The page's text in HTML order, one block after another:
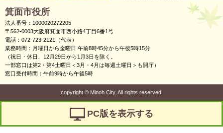
箕面市役所
法人番号：1000020272205
〒562-0003大阪府箕面市西小路4丁目6番1号
電話：072-723-2121（代表）
業務時間：月曜日から金曜日 午前8時45分から午後5時15分
（祝日・休日、12月29日から1月3日を除く。
一部窓口は第2・第4土曜日＜3月・4月は毎週土曜日＞も開庁）
窓口受付時間：午前9時から午後5時
copyright ©Minoh City. All rights reserved.
PC版を表示する